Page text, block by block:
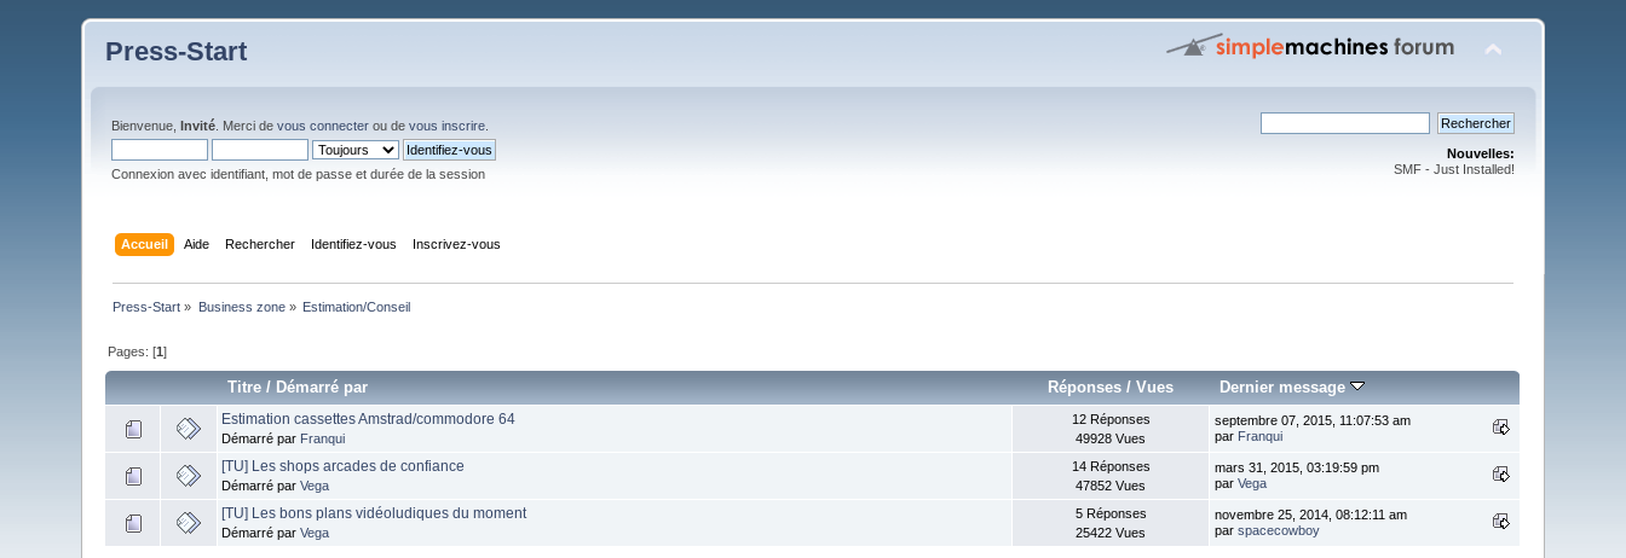
Press-Start
Bienvenue,Invité . Merci devous connecter ou devous inscrire
Connexion avec identifiant, mot de passe et durée de la session
Nouvelles:
SMF - Just Installed!
Accueil Aide Rechercher Identifiez-vous Inscrivez-vous
Press-Start » Business zone» Estimation/Conseil
Pages: [1]
Titre /Démarré par Réponses/ Vues Dernier message
Estimation cassettes Amstrad/commodore 64
Démarré par Franqui
12 Réponses
49928 Vues
septembre 07, 2015, 11:07:53 am
par Franqui
[TU] Les shops arcades de confiance
Démarré parVega
14 Réponses
47852 Vues
mars 31, 2015, 03:19:59 pm
parVega
[TU] Les bons plans vidéoludiques du moment
Démarré parVega
5 Réponses
25422 Vues
novembre 25, 2014, 08:12:11 am
parspacecowboy